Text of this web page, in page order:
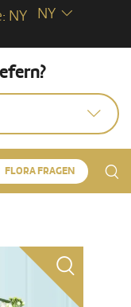
NY
FLORA FRAGEN